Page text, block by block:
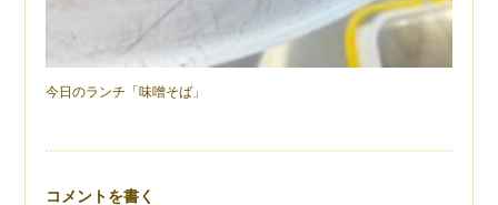
今日のランチ「味噌そば」
コメントを書く